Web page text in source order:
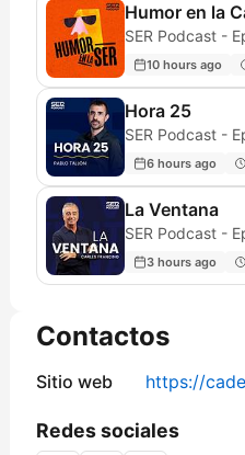
Humor en la
SER Podcast -
10 hours ago
Hora 25
SER Podcast -
6 hours ago
La Ventana
SER Podcast -
3 hours ago
Contactos
Sitio web https://
Redes sociales